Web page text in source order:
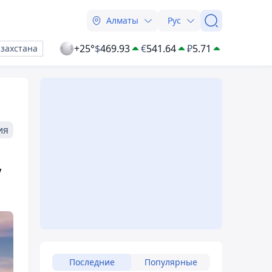
Алматы Рус
+25°$469.93 €541.64 ₽5.71
Последние Популярные